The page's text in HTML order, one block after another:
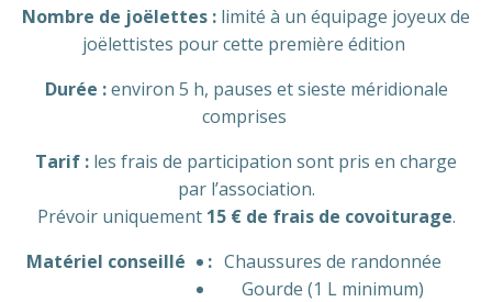
Nombre de joëlettes : limité à un équipage joyeux de
joëlettistes pour cette première édition
Durée :environ 5 h, pauses et sieste méridionale
comprises
Tarif : les frais de participation sont pris en charge
par l’association.
Prévoir uniquement 15 € de frais de covoiturage.
Matériel conseillé
: Chaussures de randonnée
Gourde (1 L minimum)